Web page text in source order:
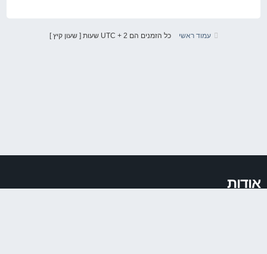
עמוד ראשי כל הזמנים הם UTC + 2 שעות [ שעון קיץ ]
אודות